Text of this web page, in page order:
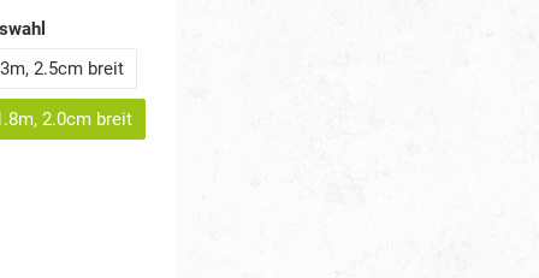
1,75 m, 2 cm
2.5cm breit
2.0cm breit